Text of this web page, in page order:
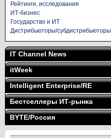
Рейтинги, исследования
ИТ-бизнес
Государство и ИТ
Дистрибьюторы/субдистрибьюторы
IT Channel News
itWeek
Intelligent Enterprise/RE
Бестселлеры ИТ-рынка
BYTE/Россия